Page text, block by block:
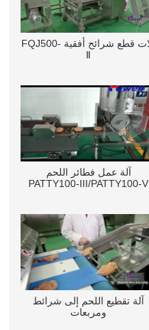
آلات قطع شرائح أفقية FQJ500-
آلة عمل فطائر اللحم
PATTY100-III/PATTY100-V
آلة تقطيع اللحم إلى شرائط
ومربعات